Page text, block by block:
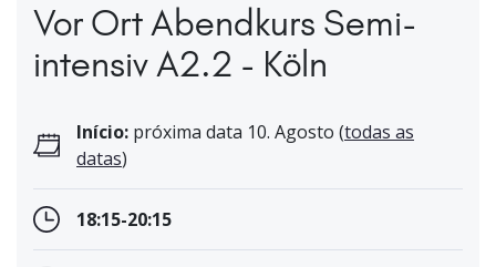
Vor Ort Abendkurs Semi-
intensiv A2.2 - Köln
Início: próxima data 10. Agosto (todas as
datas)
18:15-20:15